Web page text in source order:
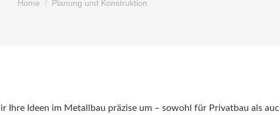
Home Planung und Konstruktion
Ihre Ideen im Metallbau präzise um – sowohl für Privatbau als